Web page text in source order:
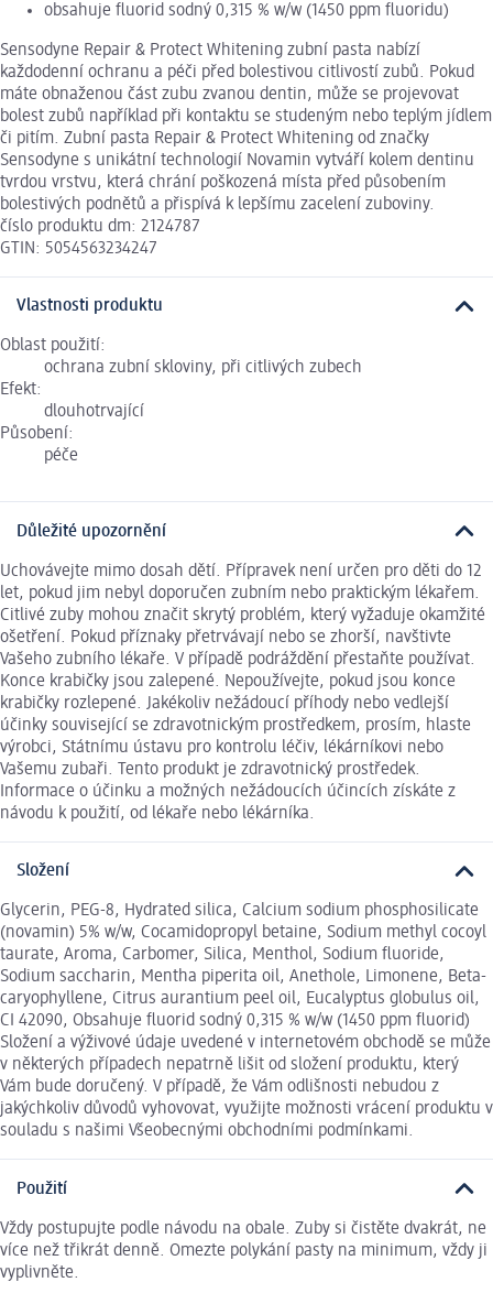
obsahuje fluorid sodný 0,315 % w/w (1450 ppm fluoridu)
Sensodyne Repair & Protect Whitening zubní pasta nabízí
každodenní ochranu a péči před bolestivou citlivostí zubů. Pokud
máte obnaženou část zubu zvanou dentin, může se projevovat
bolest zubů například při kontaktu se studeným nebo teplým jídlem
či pitím. Zubní pasta Repair & Protect Whitening od značky
Sensodyne s unikátní technologií Novamin vytváří kolem dentinu
tvrdou vrstvu, která chrání poškozená místa před působením
bolestivých podnětů a přispívá k lepšímu zacelení zuboviny.
číslo produktu dm: 2124787
GTIN: 5054563234247
Vlastnosti produktu
Oblast použití:
ochrana zubní skloviny, při citlivých zubech
Efekt:
dlouhotrvající
Působení:
péče
Důležité upozornění
Uchovávejte mimo dosah dětí. Přípravek není určen pro děti do 12
let, pokud jim nebyl doporučen zubním nebo praktickým lékařem.
Citlivé zuby mohou značit skrytý problém, který vyžaduje okamžité
ošetření. Pokud příznaky přetrvávají nebo se zhorší, navštivte
Vašeho zubního lékaře. V případě podráždění přestaňte používat.
Konce krabičky jsou zalepené. Nepoužívejte, pokud jsou konce
krabičky rozlepené. Jakékoliv nežádoucí příhody nebo vedlejší
účinky související se zdravotnickým prostředkem, prosím, hlaste
výrobci, Státnímu ústavu pro kontrolu léčiv, lékárníkovi nebo
Vašemu zubaři. Tento produkt je zdravotnický prostředek.
Informace o účinku a možných nežádoucích účincích získáte z
návodu k použití, od lékaře nebo lékárníka.
Složení
Glycerin, PEG-8, Hydrated silica, Calcium sodium phosphosilicate
(novamin) 5% w/w, Cocamidopropyl betaine, Sodium methyl cocoyl
taurate, Aroma, Carbomer, Silica, Menthol, Sodium fluoride,
Sodium saccharin, Mentha piperita oil, Anethole, Limonene, Beta-
caryophyllene, Citrus aurantium peel oil, Eucalyptus globulus oil,
CI 42090, Obsahuje fluorid sodný 0,315 % w/w (1450 ppm fluorid)
Složení a výživové údaje uvedené v internetovém obchodě se může
v některých případech nepatrně lišit od složení produktu, který
Vám bude doručený. V případě, že Vám odlišnosti nebudou z
jakýchkoliv důvodů vyhovovat, využijte možnosti vrácení produktu v
souladu s našimi Všeobecnými obchodními podmínkami.
Použití
Vždy postupujte podle návodu na obale. Zuby si čistěte dvakrát, ne
více než třikrát denně. Omezte polykání pasty na minimum, vždy ji
vyplivněte.